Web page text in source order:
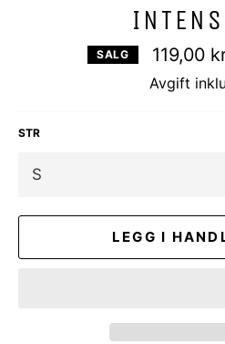
SALG 119,00
Avgift
STR
LEGG I